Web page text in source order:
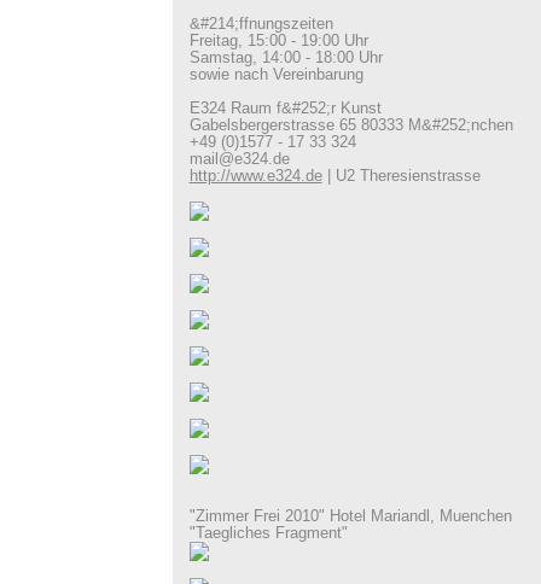
&#214;ffnungszeiten
Freitag, 15:00 - 19:00 Uhr
Samstag, 14:00 - 18:00 Uhr
sowie nach Vereinbarung
E324 Raum f&#252;r Kunst
Gabelsbergerstrasse 65 80333 M&#252;nchen
+49 (0)1577 - 17 33 324
mail@e324.de
http://www.e324.de| U2 Theresienstrasse
"Zimmer Frei 2010" Hotel Mariandl, Muenchen
"Taegliches Fragment"